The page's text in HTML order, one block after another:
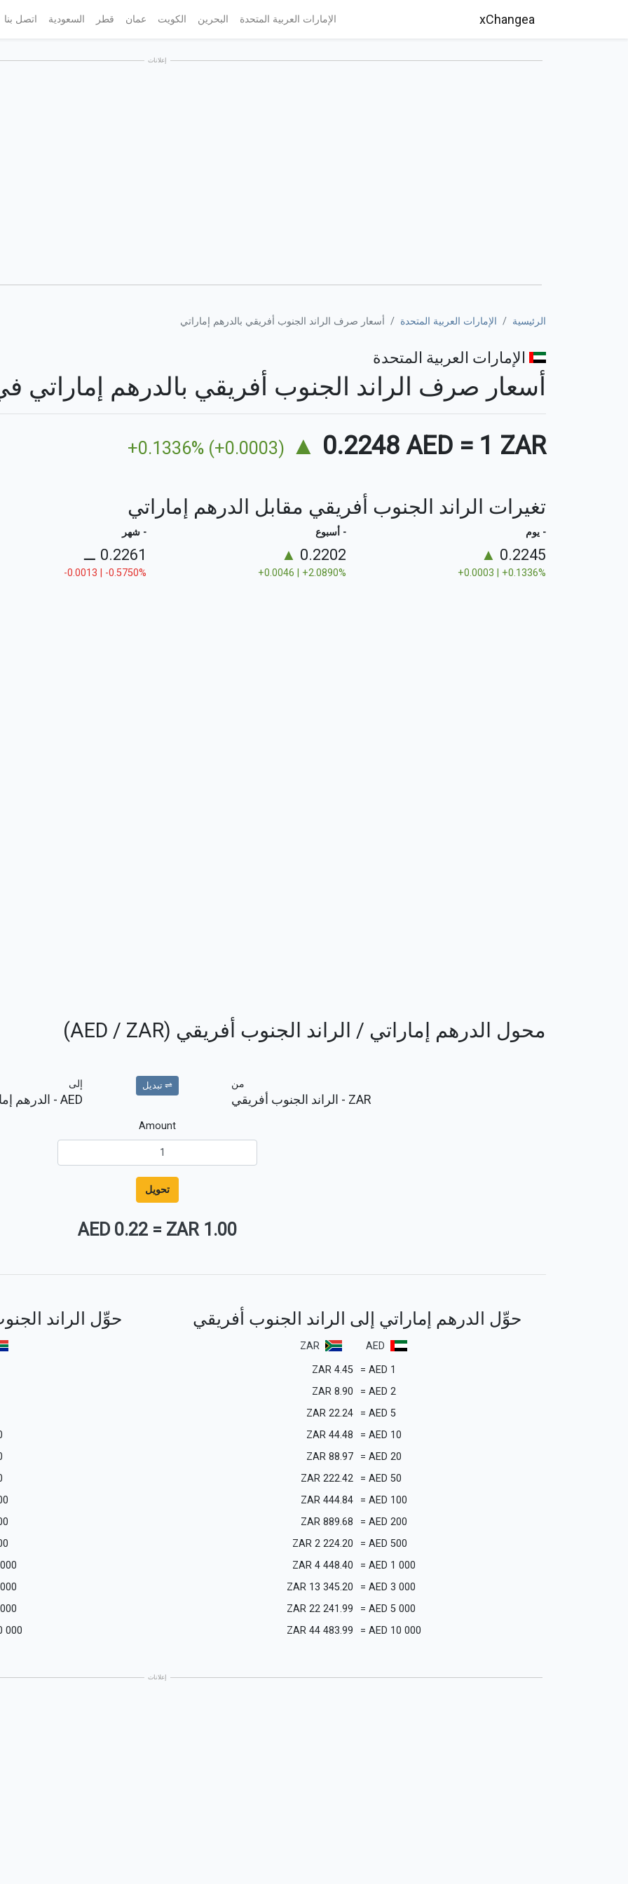
xChangea الإمارات العربية المتحدة البحرين الكويت عمان قطر السعودية اتصل بنا
إعلانات
الرئيسية الإمارات العربية المتحدة أسعار صرف الراند الجنوب أفريقي بالدرهم إماراتي
الإمارات العربية المتحدة
أسعار صرف الراند الجنوب أفريقي بالدرهم إماراتي في 06/08/
1 ZAR
=
0.2248 AED
▲
+0.1336% (+0.0003)
تغيرات الراند الجنوب أفريقي مقابل الدرهم إماراتي
- يوم
0.2245
▲
+0.0003 | +0.1336%
- أسبوع
0.2202
▲
+0.0046 | +2.0890%
- شهر
0.2261
⚊
-0.0013 | -0.5750%
محول الدرهم إماراتي / الراند الجنوب أفريقي (AED / ZAR)
من
ZAR - الراند الجنوب أفريقي
⇌ تبديل إلى
AED - الدرهم
Amount
تحويل
1.00 ZAR
=
0.22 AED
حوِّل الدرهم إماراتي إلى الراند الجنوب أفريقي
AED
ZAR
1
AED
=
4.45
ZAR
2
AED
=
8.90
ZAR
5
AED
=
22.24
ZAR
10
AED
=
44.48
ZAR
20
AED
=
88.97
ZAR
50
AED
=
222.42
ZAR
100
AED
=
444.84
ZAR
200
AED
=
889.68
ZAR
500
AED
=
2 224.20
ZAR
1 000
AED
=
4 448.40
ZAR
3 000
AED
=
13 345.20
ZAR
5 000
AED
=
22 241.99
ZAR
10 000
AED
=
44 483.99
ZAR
حوِّل الراند
000
إعلانات